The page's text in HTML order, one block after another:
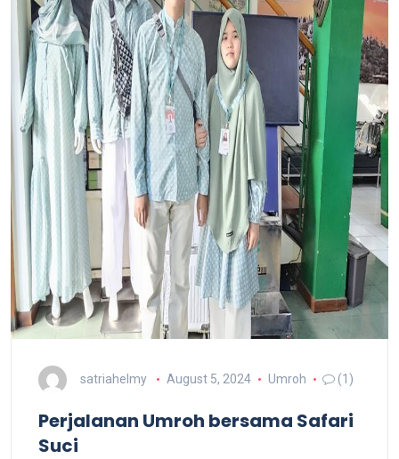
satriahelmy August 5, 2024 Umroh (1)
Perjalanan Umroh bersama Safari
Suci